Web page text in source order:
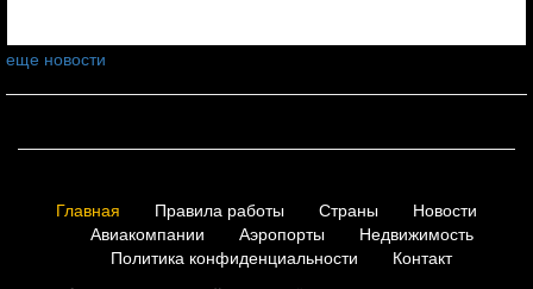
еще новости
Главная Правила работы Страны
Новости
Авиакомпании
Аэропорты
Недвижимость
Политика конфиденциальности
Контакт